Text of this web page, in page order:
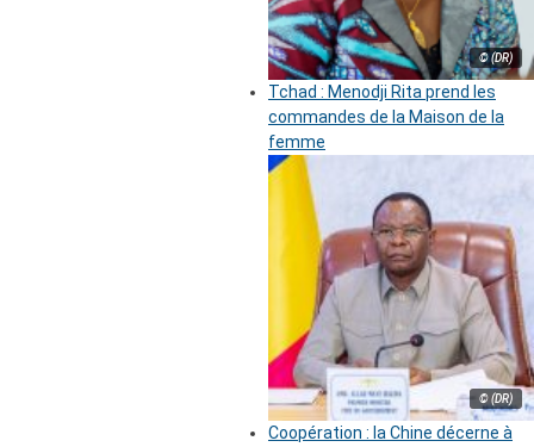
© (DR)
Tchad : Menodji Rita prend les
commandes de la Maison de la
femme
© (DR)
Coopération : la Chine décerne à